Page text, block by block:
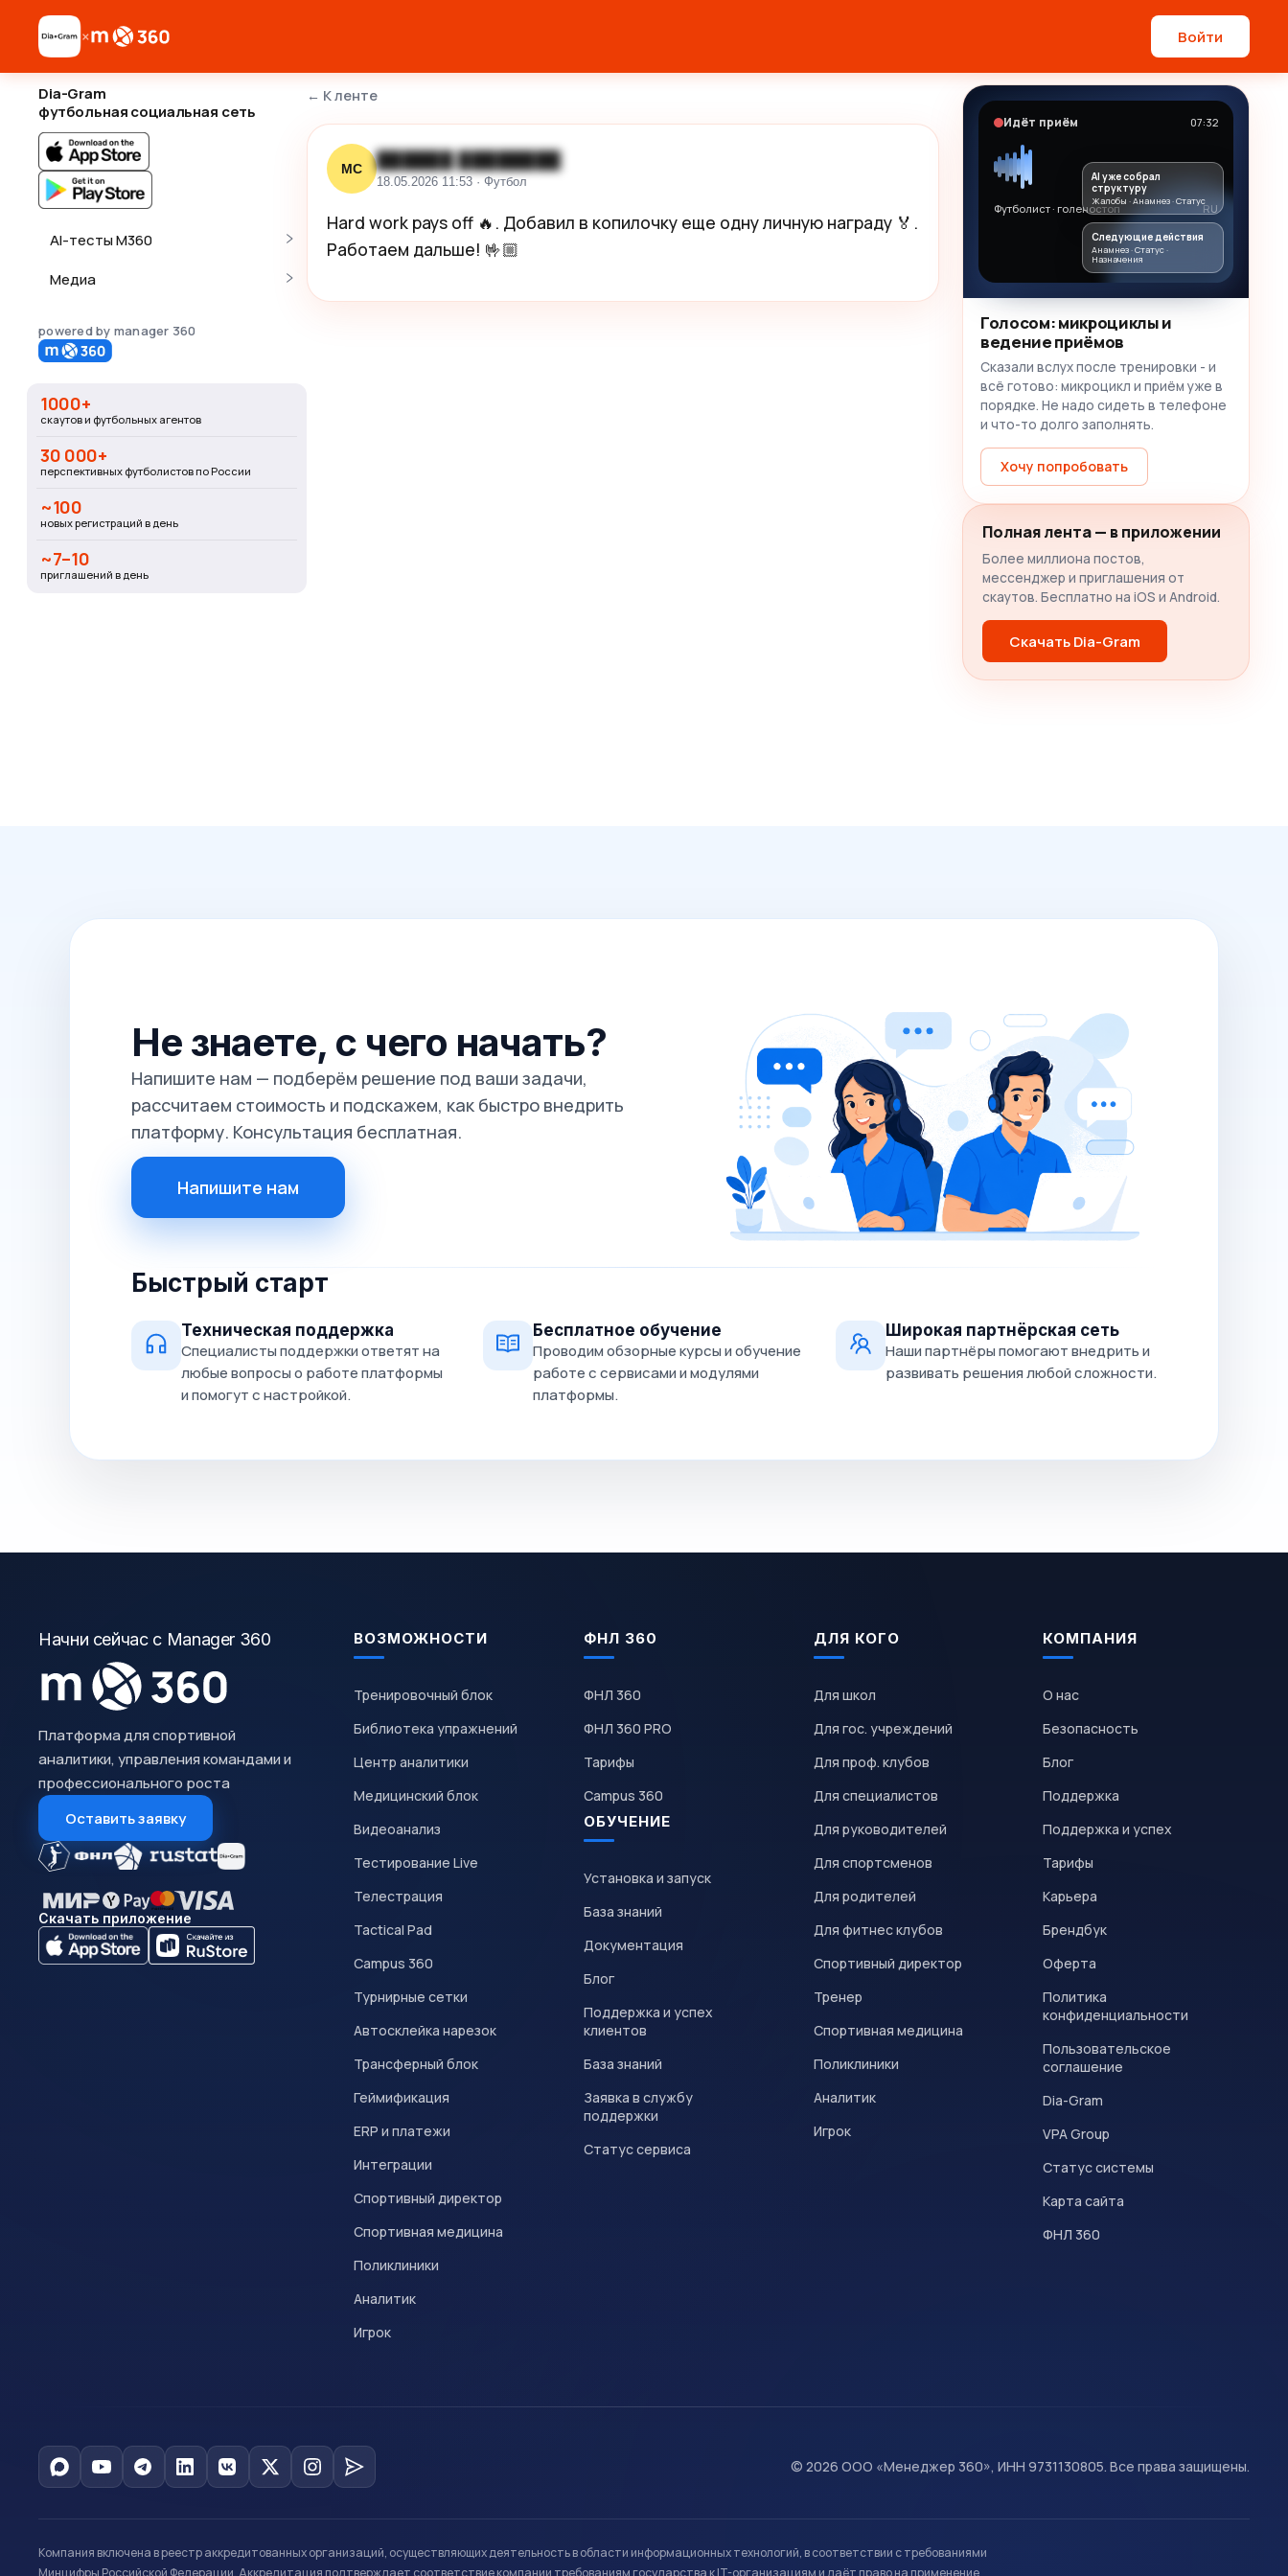
× Войти
Dia-Gram
футбольная социальная сеть
AI-тесты M360
Медиа
powered by manager 360
1000+
скаутов и футбольных агентов
30 000+
перспективных футболистов по России
~100
новых регистраций в день
~7–10
приглашений в день
← К ленте
МС ██████ ████████
18.05.2026 11:53 · Футбол
Hard work pays off 🔥. Добавил в копилочку еще одну личную награду 🏅.
Работаем дальше! 🤟🏼
Идёт приём 07:32
Футболист · голеностоп RU
AI уже собрал
структуру
Жалобы · Анамнез · Статус
Следующие действия
Анамнез · Статус ·
Назначения
Голосом: микроциклы и
ведение приёмов
Сказали вслух после тренировки - и
всё готово: микроцикл и приём уже в
порядке. Не надо сидеть в телефоне
и что-то долго заполнять.
Хочу попробовать
Полная лента — в приложении
Более миллиона постов,
мессенджер и приглашения от
скаутов. Бесплатно на iOS и Android.
Скачать Dia-Gram
Не знаете, с чего начать?
Напишите нам — подберём решение под ваши задачи,
рассчитаем стоимость и подскажем, как быстро внедрить
платформу. Консультация бесплатная.
Напишите нам
Быстрый старт
Техническая поддержка
Специалисты поддержки ответят на
любые вопросы о работе платформы
и помогут с настройкой.
Бесплатное обучение
Проводим обзорные курсы и обучение
работе с сервисами и модулями
платформы.
Широкая партнёрская сеть
Наши партнёры помогают внедрить и
развивать решения любой сложности.
Начни сейчас с Manager 360
Платформа для спортивной
аналитики, управления командами и
профессионального роста
Оставить заявку
Скачать приложение
ВОЗМОЖНОСТИ
Тренировочный блок
Библиотека упражнений
Центр аналитики
Медицинский блок
Видеоанализ
Тестирование Live
Телестрация
Tactical Pad
Campus 360
Турнирные сетки
Автосклейка нарезок
Трансферный блок
Геймификация
ERP и платежи
Интеграции
Спортивный директор
Спортивная медицина
Поликлиники
Аналитик
Игрок
ФНЛ 360
ФНЛ 360
ФНЛ 360 PRO
Тарифы
Campus 360
ОБУЧЕНИЕ
Установка и запуск
База знаний
Документация
Блог
Поддержка и успех
клиентов
База знаний
Заявка в службу
поддержки
Статус сервиса
ДЛЯ КОГО
Для школ
Для гос. учреждений
Для проф. клубов
Для специалистов
Для руководителей
Для спортсменов
Для родителей
Для фитнес клубов
Спортивный директор
Тренер
Спортивная медицина
Поликлиники
Аналитик
Игрок
КОМПАНИЯ
О нас
Безопасность
Блог
Поддержка
Поддержка и успех
Тарифы
Карьера
Брендбук
Оферта
Политика
конфиденциальности
Пользовательское
соглашение
Dia-Gram
VPA Group
Статус системы
Карта сайта
ФНЛ 360
© 2026 ООО «Менеджер 360», ИНН 9731130805. Все права защищены.
Компания включена в реестр аккредитованных организаций, осуществляющих деятельность в области информационных технологий, в соответствии с требованиями
Минцифры Российской Федерации. Аккредитация подтверждает соответствие компании требованиям государства к IT-организациям и даёт право на применение